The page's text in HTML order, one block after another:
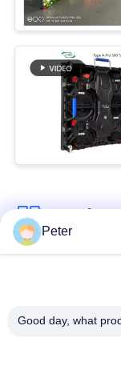
UN DEVIS
DU
SITE
Peter
Good day, what